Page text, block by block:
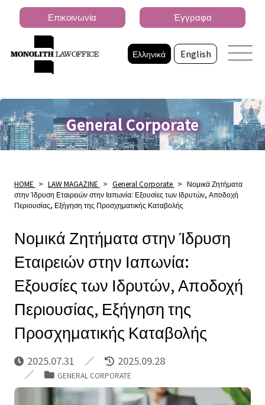
Ελληνικά English
Επικοινωνία Έγγραφα
General Corporate
HOME > LAW MAGAZINE > General Corporate > Νομικά Ζητήματα
στην Ίδρυση Εταιρειών στην Ιαπωνία: Εξουσίες των Ιδρυτών, Αποδοχή
Περιουσίας, Εξήγηση της Προσχηματικής Καταβολής
Νομικά Ζητήματα στην Ίδρυση
Εταιρειών στην Ιαπωνία:
Εξουσίες των Ιδρυτών, Αποδοχή
Περιουσίας, Εξήγηση της
Προσχηματικής Καταβολής
2025.07.31 2025.09.28
GENERAL CORPORATE